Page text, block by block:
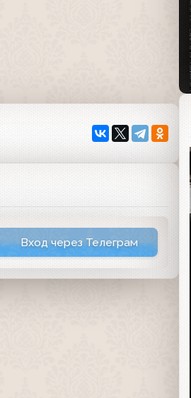
Вход через Телеграм